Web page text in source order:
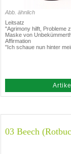
Abb. ähnlich
Leitsatz
"Agrimony hilft, Probleme
Maske von
Affirmation
"Ich schaue nun hinter
03 Beech